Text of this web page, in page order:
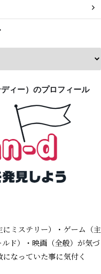
ィー）のプロフィール
ミステリー）・ゲーム（主
ルド）・映画（全般）が気づ
なっていた事に気付く